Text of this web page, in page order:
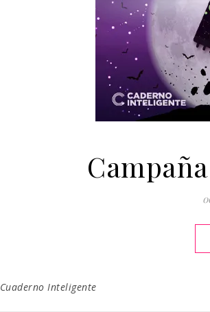
Cuaderno Inteligente